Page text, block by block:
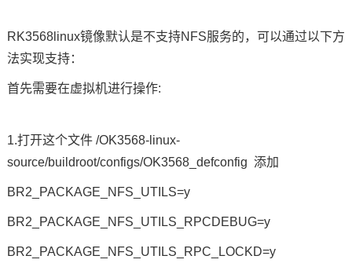
RK3568linux镜像默认是不支持NFS服务的，可以通过以下方
法实现支持：
首先需要在虚拟机进行操作:
1.打开这个文件 /OK3568-linux-
source/buildroot/configs/OK3568_defconfig 添加
BR2_PACKAGE_NFS_UTILS=y
BR2_PACKAGE_NFS_UTILS_RPCDEBUG=y
BR2_PACKAGE_NFS_UTILS_RPC_LOCKD=y